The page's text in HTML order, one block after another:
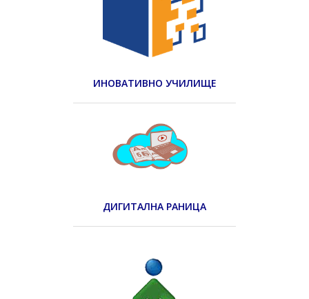
ИНОВАТИВНО УЧИЛИЩЕ
ДИГИТАЛНА РАНИЦА